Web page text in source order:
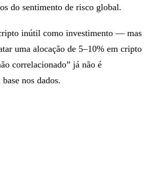
do sentimento de risco global.
inútil como investimento — mas
uma alocação de 5–10% em cripto
correlacionado” já não é
nos dados.